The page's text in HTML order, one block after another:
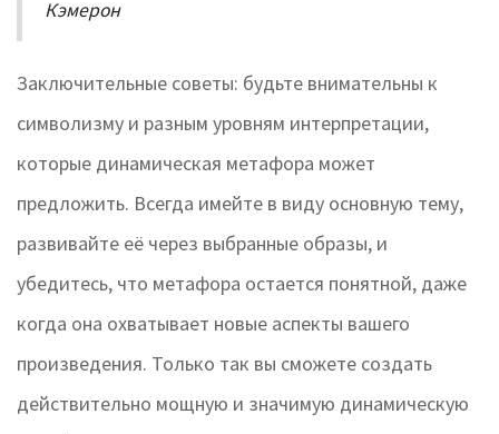
Кэмерон
Заключительные советы: будьте внимательны к
символизму и разным уровням интерпретации,
которые динамическая метафора может
предложить. Всегда имейте в виду основную тему,
развивайте её через выбранные образы, и
убедитесь, что метафора остается понятной, даже
когда она охватывает новые аспекты вашего
произведения. Только так вы сможете создать
действительно мощную и значимую динамическую